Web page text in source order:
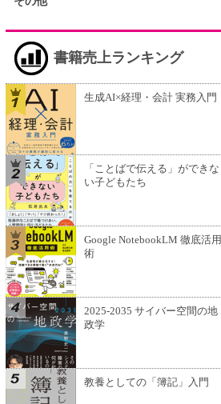
書籍売上ランキング
生成AI×経理・会計 実務入門
「ことばで伝える」ができな
い子どもたち
Google NotebookLM 徹底活用
術
2025-2035 サイバー空間の地
政学
教養としての「簿記」入門